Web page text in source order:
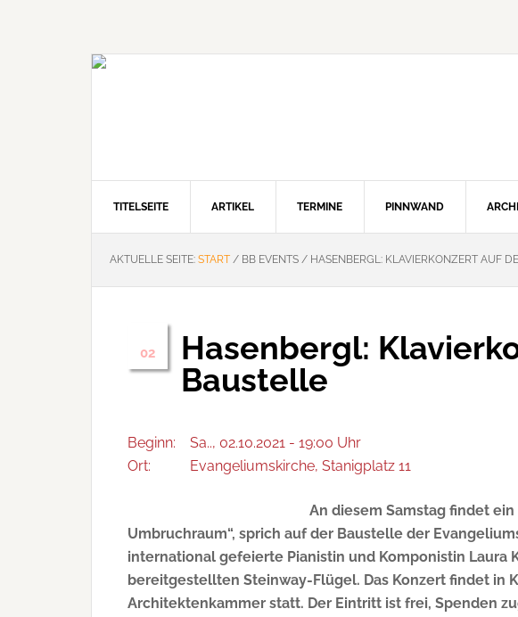
TITELSEITE ARTIKEL TERMINE PINNWAND
AKTUELLE SEITE: START / BB EVENTS / HASENBERGL: KLAVIERKONZERT AUF
02
Hasenbergl:
Baustelle
Beginn:
Sa.., 02.10.2021 - 19:00 Uhr
Ort:
Evangeliumskirche, Stanigplatz 11
An diesem Samstag findet
Umbruchraum“, sprich auf der Baustelle der
international gefeierte Pianistin und Komponistin Laura
bereitgestellten Steinway-Flügel. Das Konzert findet in
Architektenkammer statt. Der Eintritt ist frei, Spenden